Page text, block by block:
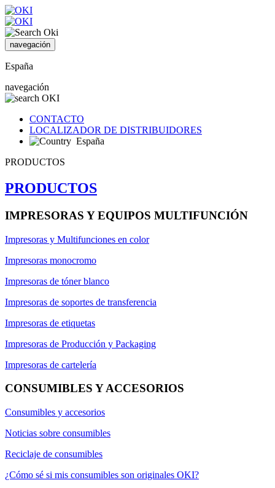
navegación
España
navegación
CONTACTO
LOCALIZADOR DE DISTRIBUIDORES
España
PRODUCTOS
PRODUCTOS
IMPRESORAS Y EQUIPOS MULTIFUNCIÓN
Impresoras y Multifunciones en color
Impresoras monocromo
Impresoras de tóner blanco
Impresoras de soportes de transferencia
Impresoras de etiquetas
Impresoras de Producción y Packaging
Impresoras de cartelería
CONSUMIBLES Y ACCESORIOS
Consumibles y accesorios
Noticias sobre consumibles
Reciclaje de consumibles
¿Cómo sé si mis consumibles son originales OKI?